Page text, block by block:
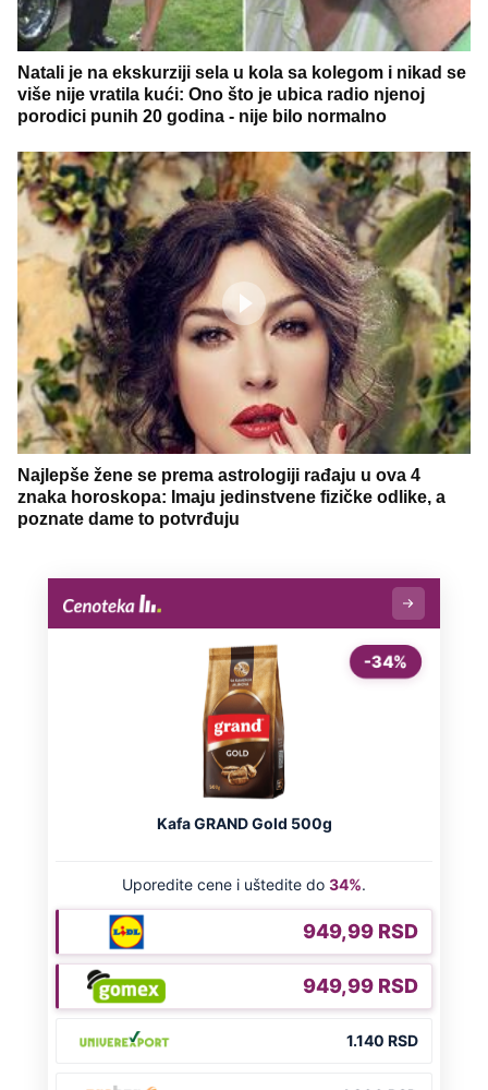
Natali je na ekskurziji sela u kola sa kolegom i nikad se
više nije vratila kući: Ono što je ubica radio njenoj
porodici punih 20 godina - nije bilo normalno
Najlepše žene se prema astrologiji rađaju u ova 4
znaka horoskopa: Imaju jedinstvene fizičke odlike, a
poznate dame to potvrđuju